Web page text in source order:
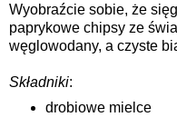
Wyobraźcie sobie, że
paprykowe chipsy ze
węglowodany, a czyste
Składniki:
drobiowe mielce